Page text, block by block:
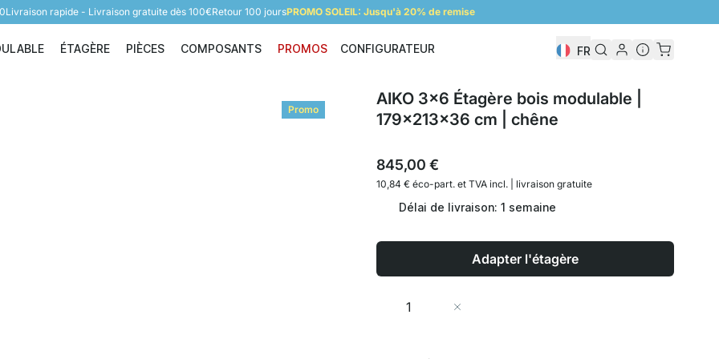
Livraison rapide - Livraison gratuite dès 100€Retour 100 joursPROMO SOLEIL: Jusqu'à 20% de remise
Étagère modulable
ÉTAGÈRE
Étagère
PIÈCES
Pièces
COMPOSANTS
Composants
PROMOS CONFIGURATEUR FR
Promo
AIKO 3x6 Étagère bois modulable |
179x213x36 cm | chêne
845,00 €
10,84 € éco-part. etTVA incl. | livraison gratuite
Délai de livraison: 1 semaine
Adapter l'étagère
Quantité